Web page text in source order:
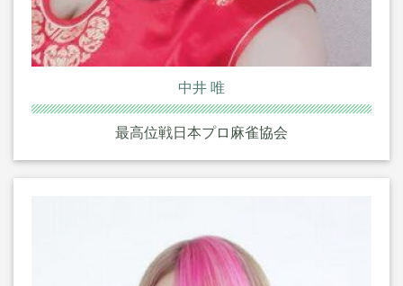
中井 唯
最高位戦日本プロ麻雀協会